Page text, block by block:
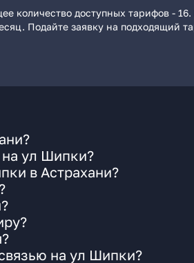
количество доступных тарифов -
Подайте заявку на подходящий
ул Шипки?
в Астрахани?
на ул Шипки?